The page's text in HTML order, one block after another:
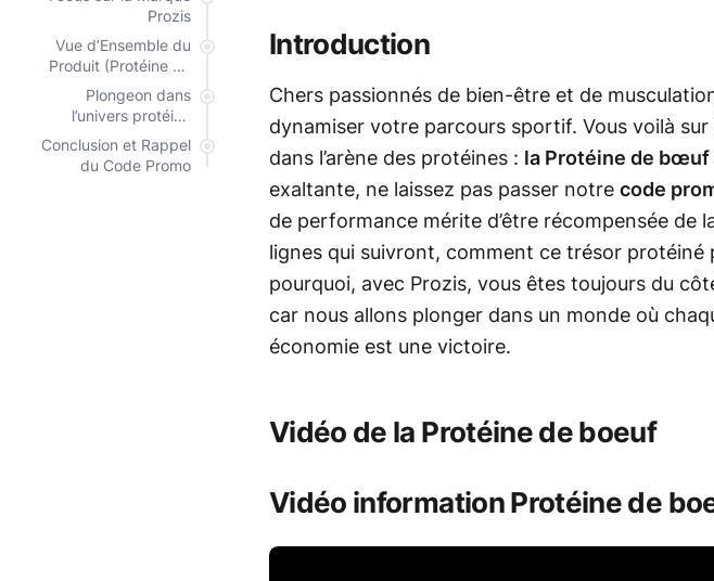
Introduction
Chers passionnés de bien-être et de
dynamiser votre parcours sportif. Vous voilà
dans l’arène des protéines : la Protéine de bœuf
exaltante, ne laissez pas passer notre code
de performance mérite d’être récompensée de
lignes qui suivront, comment ce trésor
pourquoi, avec Prozis, vous êtes toujours du
car nous allons plonger dans un monde où
économie est une victoire.
Vidéo de la Protéine de boeuf
Vidéo information Protéine de
Prozis
Vue d’Ensemble du
Produit (Protéine de
boeuf Prozis)
Plongeon dans
l’univers protéiné
avec Prozis
Conclusion et Rappel
du Code Promo